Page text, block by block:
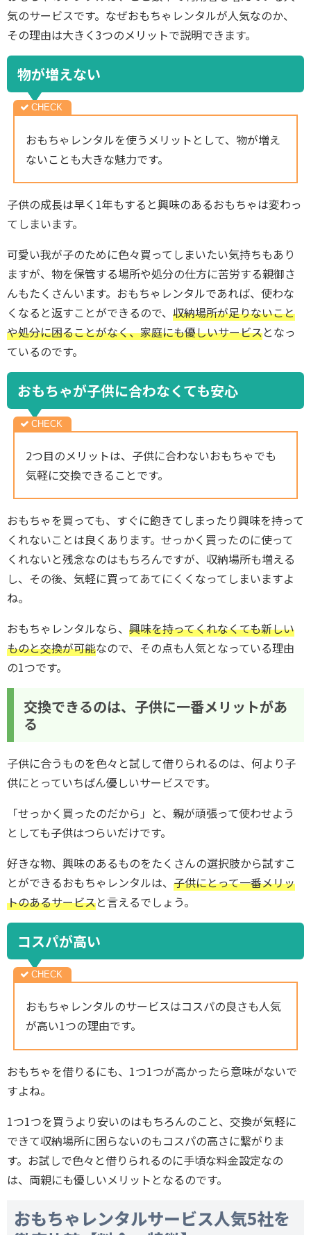
気のサービスです。なぜおもちゃレンタルが人気なのか、
その理由は大きく3つのメリットで説明できます。
物が増えない
おもちゃレンタルを使うメリットとして、物が増え
ないことも大きな魅力です。
子供の成長は早く1年もすると興味のあるおもちゃは変わっ
てしまいます。
可愛い我が子のために色々買ってしまいたい気持ちもあり
ますが、物を保管する場所や処分の仕方に苦労する親御さ
んもたくさんいます。おもちゃレンタルであれば、使わな
くなると返すことができるので、 収納場所が足りないこと
や処分に困ることがなく、家庭にも優しいサービスとなっ
ているのです。
おもちゃが子供に合わなくても安心
2つ目のメリットは、子供に合わないおもちゃでも
気軽に交換できることです。
おもちゃを買っても、すぐに飽きてしまったり興味を持って
くれないことは良くあります。せっかく買ったのに使って
くれないと残念なのはもちろんですが、収納場所も増える
し、その後、気軽に買ってあてにくくなってしまいますよ
ね。
おもちゃレンタルなら、 興味を持ってくれなくても新しい
ものと交換が可能なので、その点も人気となっている理由
の1つです。
交換できるのは、子供に一番メリットがあ
る
子供に合うものを色々と試して借りられるのは、何より子
供にとっていちばん優しいサービスです。
「せっかく買ったのだから」と、親が頑張って使わせよう
としても子供はつらいだけです。
好きな物、興味のあるものをたくさんの選択肢から試すこ
とができるおもちゃレンタルは、 子供にとって一番メリッ
トのあるサービスと言えるでしょう。
コスパが高い
おもちゃレンタルのサービスはコスパの良さも人気
が高い1つの理由です。
おもちゃを借りるにも、1つ1つが高かったら意味がないで
すよね。
1つ1つを買うより安いのはもちろんのこと、交換が気軽に
できて収納場所に困らないのもコスパの高さに繋がりま
す。お試しで色々と借りられるのに手頃な料金設定なの
は、両親にも優しいメリットとなるのです。
おもちゃレンタルサービス人気5社を